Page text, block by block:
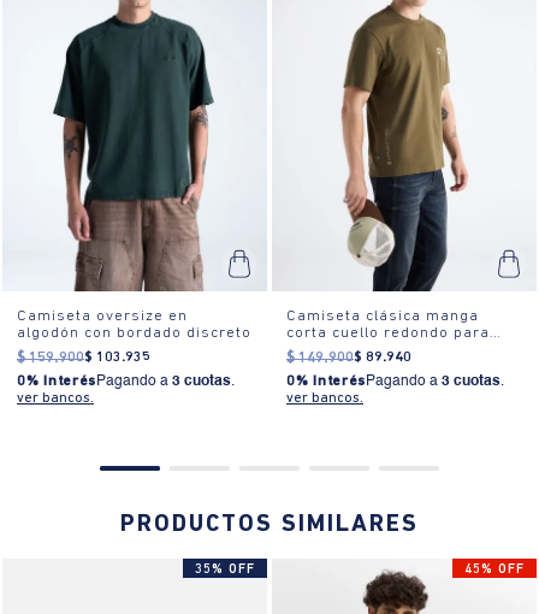
Camiseta oversize en
algodón con bordado discreto
$ 159.900$ 103 .935
0% Interés Pagando a 3 cuotas.
ver bancos.
Camiseta clásica manga
corta cuello redondo para
hombre
$ 149.900$ 89.940
0% Interés Pagando a 3 cuotas.
ver bancos.
PRODUCTOS SIMILARES
35% OFF 45% OFF